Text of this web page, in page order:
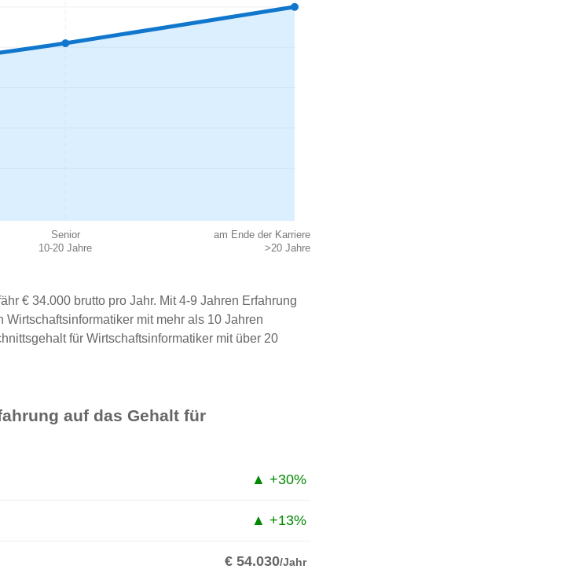
Senior
10-20 Jahre
am Ende der Karriere
>20 Jahre
€ 34.000 brutto pro Jahr. Mit 4-9 Jahren Erfahrung
mit mehr als 10 Jahren
für Wirtschaftsinformatiker mit über 20
auf das Gehalt für
▲ +30%
▲ +13%
€ 54.030/Jahr